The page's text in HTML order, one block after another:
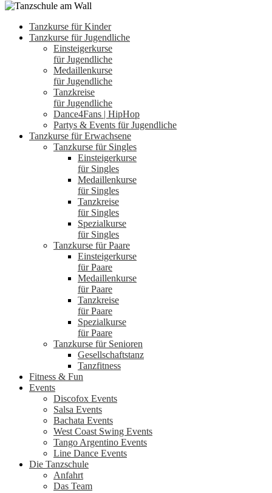
Tanzkurse für Kinder
Tanzkurse für Jugendliche
Einsteigerkurse
für Jugendliche
Medaillenkurse
für Jugendliche
Tanzkreise
für Jugendliche
Dance4Fans | HipHop
Partys & Events für Jugendliche
Tanzkurse für Erwachsene
Tanzkurse für Singles
Einsteigerkurse
für Singles
Medaillenkurse
für Singles
Tanzkreise
für Singles
Spezialkurse
für Singles
Tanzkurse für Paare
Einsteigerkurse
für Paare
Medaillenkurse
für Paare
Tanzkreise
für Paare
Spezialkurse
für Paare
Tanzkurse für Senioren
Gesellschaftstanz
Tanzfitness
Fitness & Fun
Events
Discofox Events
Salsa Events
Bachata Events
West Coast Swing Events
Tango Argentino Events
Line Dance Events
Die Tanzschule
Anfahrt
Das Team